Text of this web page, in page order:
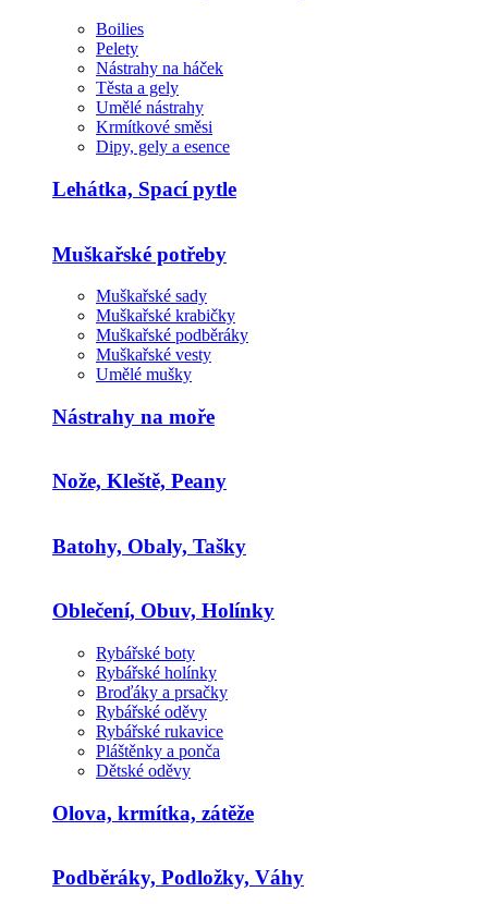
Boilies
Pelety
Nástrahy na háček
Těsta a gely
Umělé nástrahy
Krmítkové směsi
Dipy, gely a esence
Lehátka, Spací pytle
Muškařské potřeby
Muškařské sady
Muškařské krabičky
Muškařské podběráky
Muškařské vesty
Umělé mušky
Nástrahy na moře
Nože, Kleště, Peany
Batohy, Obaly, Tašky
Oblečení, Obuv, Holínky
Rybářské boty
Rybářské holínky
Broďáky a prsačky
Rybářské oděvy
Rybářské rukavice
Pláštěnky a ponča
Dětské oděvy
Olova, krmítka, zátěže
Podběráky, Podložky, Váhy